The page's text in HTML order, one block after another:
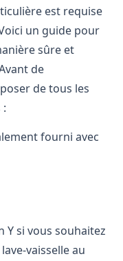
est requise
un guide pour
sûre et
de
de tous les
fourni avec
Y si vous souhaitez
vaisselle au